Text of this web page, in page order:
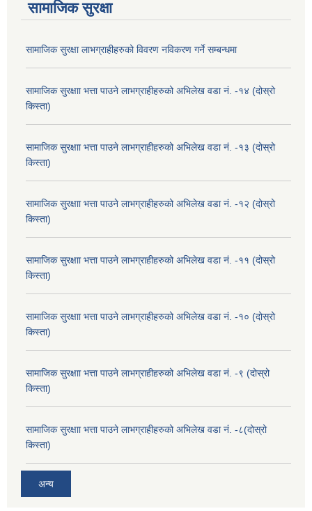
सामाजिक सुरक्षा
सामाजिक सुरक्षा लाभग्राहीहरुको विवरण नविकरण गर्ने सम्बन्धमा
सामाजिक सुरक्षाा भत्ता पाउने लाभग्राहीहरुको अभिलेख वडा नं. -१४ (दोस्रो
किस्ता)
सामाजिक सुरक्षाा भत्ता पाउने लाभग्राहीहरुको अभिलेख वडा नं. -१३ (दोस्रो
किस्ता)
सामाजिक सुरक्षाा भत्ता पाउने लाभग्राहीहरुको अभिलेख वडा नं. -१२ (दोस्रो
किस्ता)
सामाजिक सुरक्षाा भत्ता पाउने लाभग्राहीहरुको अभिलेख वडा नं. -११ (दोस्रो
किस्ता)
सामाजिक सुरक्षाा भत्ता पाउने लाभग्राहीहरुको अभिलेख वडा नं. -१० (दोस्रो
किस्ता)
सामाजिक सुरक्षाा भत्ता पाउने लाभग्राहीहरुको अभिलेख वडा नं. -९ (दोस्रो
किस्ता)
सामाजिक सुरक्षाा भत्ता पाउने लाभग्राहीहरुको अभिलेख वडा नं. -८(दोस्रो
किस्ता)
अन्य